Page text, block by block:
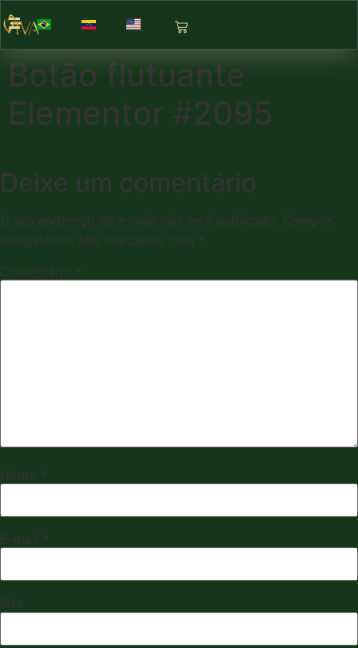
Botão flutuante
Elementor #2095
Deixe um comentário
O seu endereço de e-mail não será publicado. Campos
obrigatórios são marcados com *
Comentário *
Nome *
E-mail *
Site